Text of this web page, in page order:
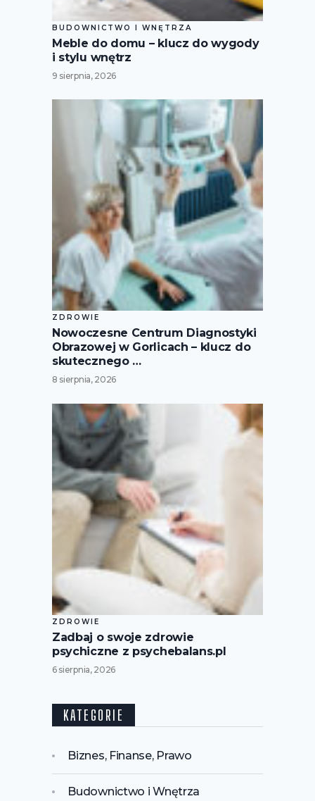
BUDOWNICTWO I WNĘTRZA
Meble do domu – klucz do wygody
i stylu wnętrz
9 sierpnia, 2026
ZDROWIE
Nowoczesne Centrum Diagnostyki
Obrazowej w Gorlicach – klucz do
skutecznego …
8 sierpnia, 2026
ZDROWIE
Zadbaj o swoje zdrowie
psychiczne z psychebalans.pl
6 sierpnia, 2026
KATEGORIE
Biznes, Finanse, Prawo
Budownictwo i Wnętrza